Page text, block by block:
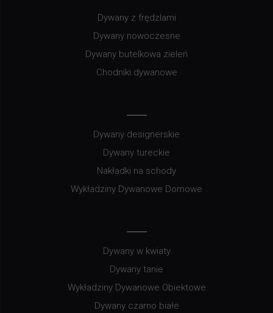
Dywany z frędzlami
Dywany nowoczesne
Dywany butelkowa zieleń
Chodniki dywanowe
Dywany designerskie
Dywany tureckie
Nakładki na schody
Wykładziny Dywanowe Domowe
Dywany w kwiaty
Dywany tanie
Wykładziny Dywanowe Obiektowe
Dywany czarno białe